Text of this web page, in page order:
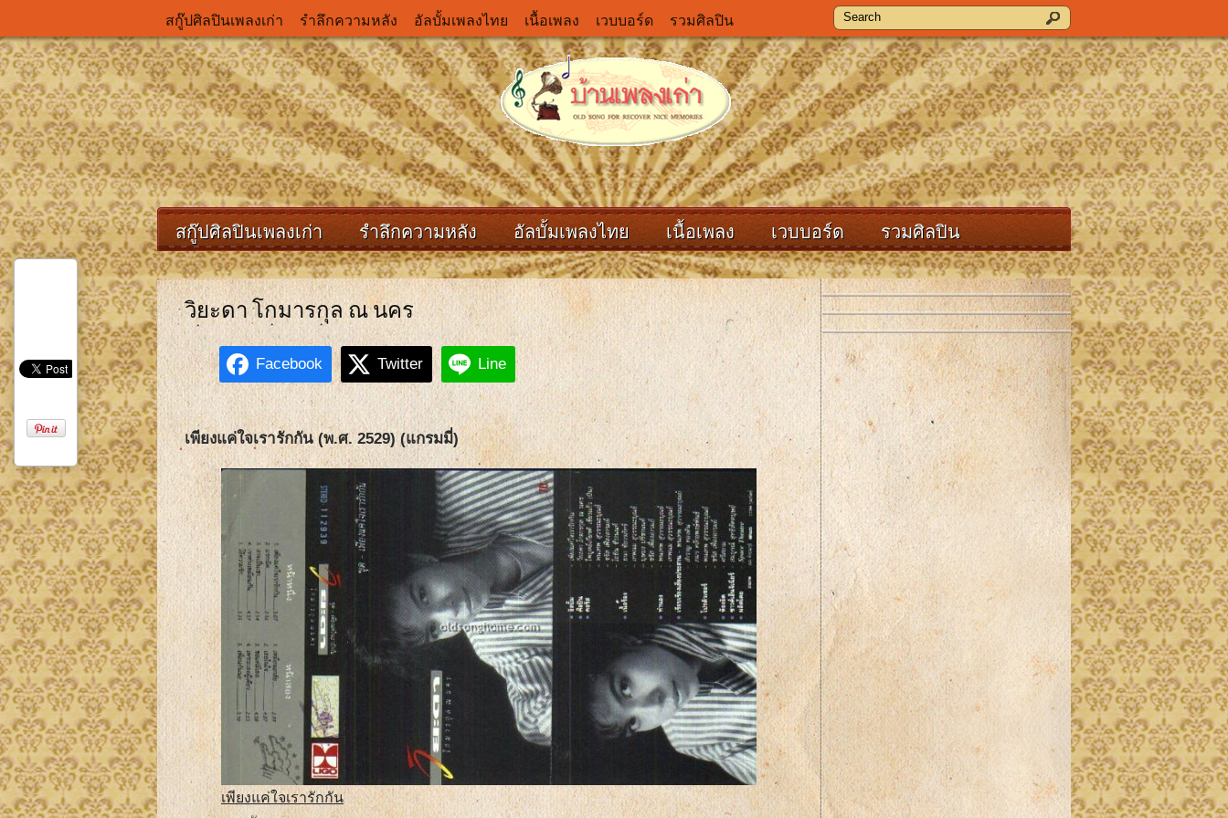
สกู๊ปศิลปินเพลงเก่า รำลึกความหลัง อัลบั้มเพลงไทย เนื้อเพลง เวบบอร์ด รวมศิลปิน
สกู๊ปศิลปินเพลงเก่า รำลึกความหลัง อัลบั้มเพลงไทย เนื้อเพลง เวบบอร์ด รวมศิลปิน
วิยะดา โกมารกุล ณ นคร
Facebook Twitter Line
เพียงแค่ใจเรารักกัน (พ.ศ. 2529) (แกรมมี่)
เพียงแค่ใจเรารักกัน